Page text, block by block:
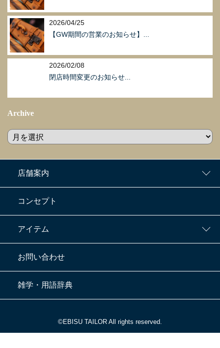
2026/04/25
【GW期間の営業のお知らせ】...
2026/02/08
閉店時間変更のお知らせ...
Archive
店舗案内
コンセプト
アイテム
お問い合わせ
雑学・用語辞典
©EBISU TAILOR All rights reserved.